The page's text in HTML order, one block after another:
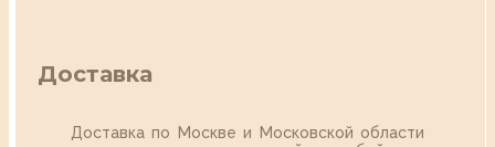
Доставка
Доставка по Москве и Московской области